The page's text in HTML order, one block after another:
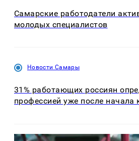
Самарские работодатели
молодых специалистов
Новости Самары
31% работающих россиян
профессией уже после начала